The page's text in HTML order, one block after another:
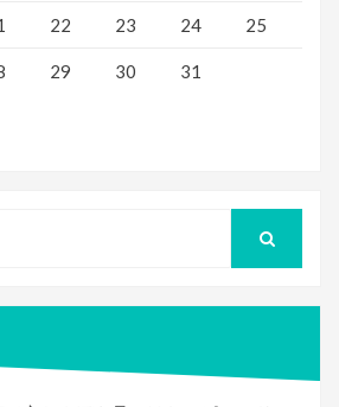
22 23 24 25
29 30 31